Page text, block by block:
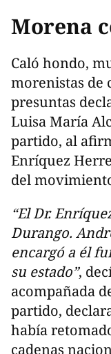
Morena
Caló hondo,
morenistas de
presuntas
Luisa María
partido, al
Enríquez
del
“El Dr.
Durango.
encargó a él
su estado”,
acompañada
partido,
había
cadenas